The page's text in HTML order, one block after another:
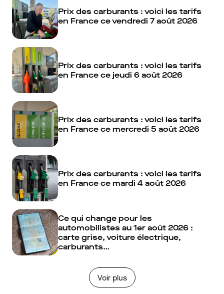
Prix des carburants : voici les tarifs
en France ce vendredi 7 août 2026
Prix des carburants : voici les tarifs
en France ce jeudi 6 août 2026
Prix des carburants : voici les tarifs
en France ce mercredi 5 août 2026
Prix des carburants : voici les tarifs
en France ce mardi 4 août 2026
Ce qui change pour les
automobilistes au 1er août 2026 :
carte grise, voiture électrique,
carburants…
Voir plus